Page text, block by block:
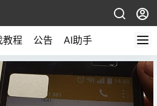
教程 公告 AI助手